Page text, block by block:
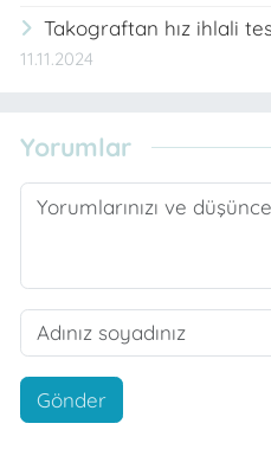
Takograftan hız ihlali
11.11.2024
Yorumlar
Gönder